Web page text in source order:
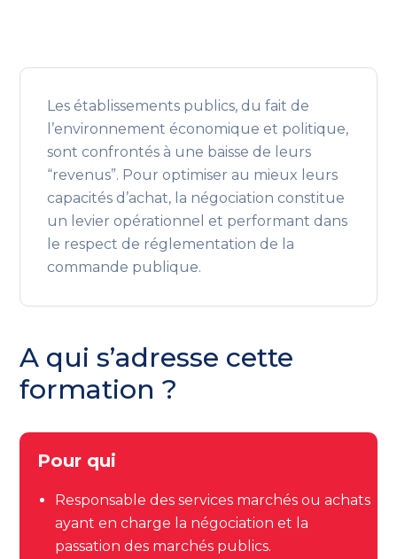
Les établissements publics, du fait de
l’environnement économique et politique,
sont confrontés à une baisse de leurs
“revenus”. Pour optimiser au mieux leurs
capacités d’achat, la négociation constitue
un levier opérationnel et performant dans
le respect de réglementation de la
commande publique.
A qui s’adresse cette
formation ?
Pour qui
Responsable des services marchés ou achats
ayant en charge la négociation et la
passation des marchés publics.